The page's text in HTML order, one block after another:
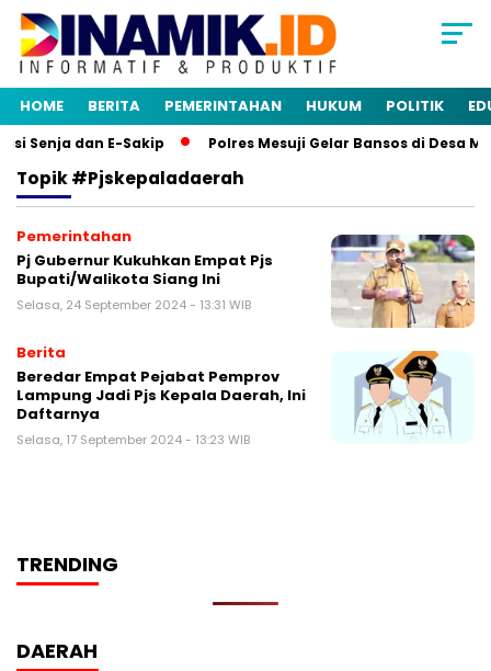
HOME BERITA PEMERINTAHAN HUKUM POLITIK
Senja dan E-Sakip Polres Mesuji Gelar Bansos di Desa
Topik#Pjskepaladaerah
Pemerintahan
Pj Gubernur Kukuhkan Empat Pjs
Bupati/Walikota Siang Ini
Selasa, 24 September 2024 - 13:31 WIB
Berita
Beredar Empat Pejabat Pemprov
Lampung Jadi Pjs Kepala Daerah, Ini
Daftarnya
Selasa, 17 September 2024 - 13:23 WIB
TRENDING
DAERAH